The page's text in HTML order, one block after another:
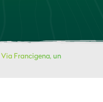
Via Francigena, un